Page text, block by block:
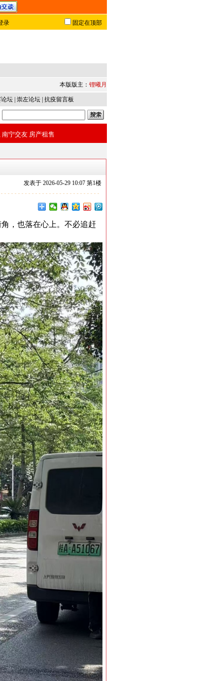
固定在顶部
本版版主： 锂曦月
坛 崇左论坛 抗疫留言板
南宁交友 房产租售
发表于 2026-05-29 10:07 第1楼
，也落在心上。不必追赶